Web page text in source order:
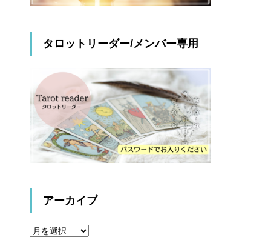
タロットリーダー/メンバー専用
アーカイブ
ア
ー